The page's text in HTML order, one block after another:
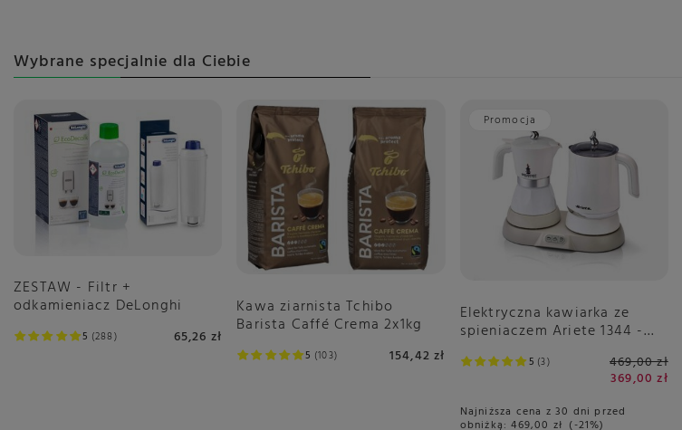
Marka standaryzowana:
HAYB EFFORTLESS SPECIALITY
Przechowywanie
Przechowywać w suchym i chłodnym miejscu. Po otwarciu zużyć w ciągu 3 miesięcy.
Opakowanie
Jednostka (specyficzna):
Jednostka (specyficzna) - Gramów
Kraj:
Wybrane specjalnie dla Ciebie
5 288
ZESTAW - Filtr +
odkamieniacz DeLonghi
65,26 zł
5 103
Kawa ziarnista Tchibo
Barista Caffé Crema 2x1kg
154,42 zł
Promocja
5 3
Elektryczna kawiarka ze
spieniaczem Ariete 1344 -
469,00 zł
369,00 zł
Najniższa cena z 30 dni przed
obniżką:469,00 zł -21%